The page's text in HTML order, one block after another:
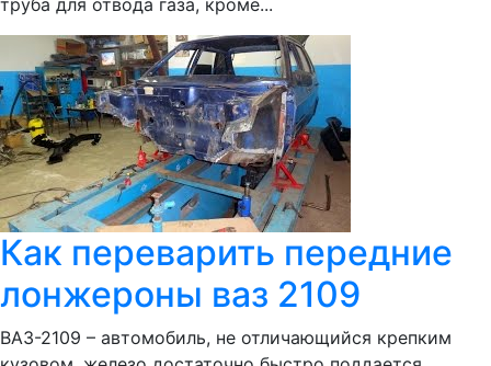
труба для отвода газа, кроме...
Как переварить передние
лонжероны ваз 2109
ВАЗ-2109 – автомобиль, не отличающийся крепким